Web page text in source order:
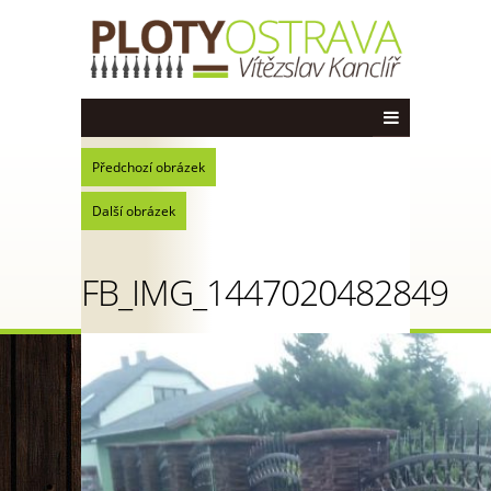
Předchozí obrázek
Další obrázek
FB_IMG_1447020482849